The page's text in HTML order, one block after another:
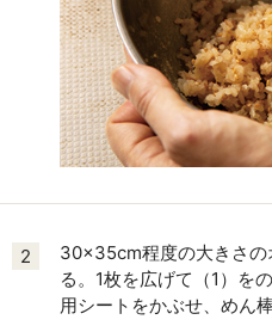
2
30×35cm程度の大きさの
る。1枚を広げて（1）を
用シートをかぶせ、めん